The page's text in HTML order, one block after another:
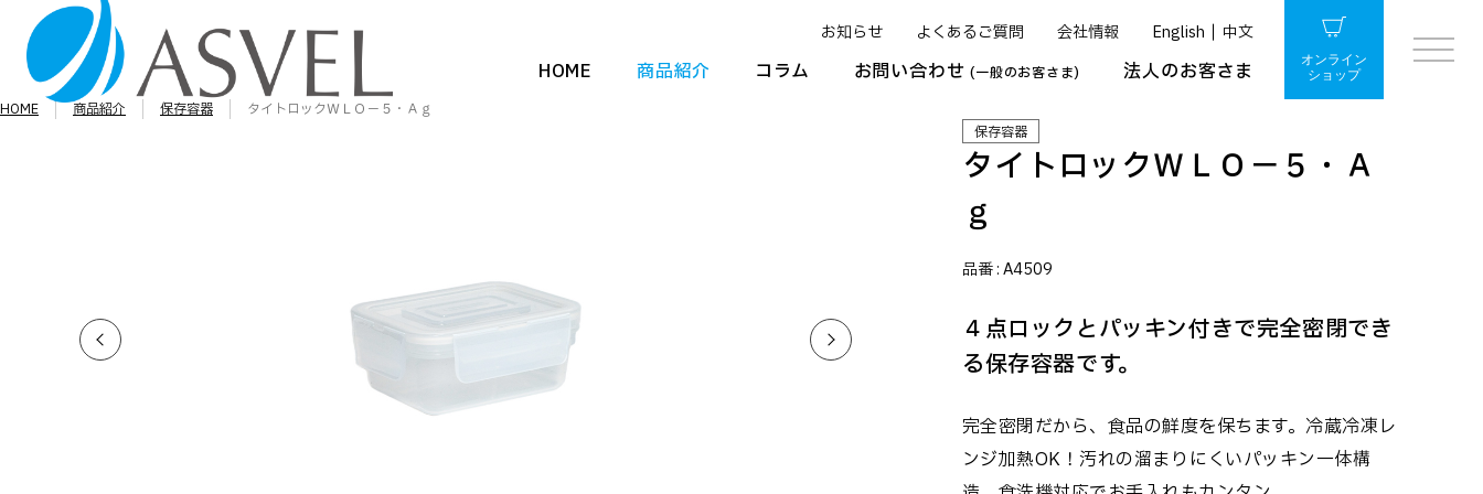
お知らせ よくあるご質問 会社情報 English 中文
HOME 商品紹介 コラム お問い合わせ(一般のお客さま) 法人のお客さま
オンライン
ショップ
HOME 商品紹介 保存容器
タイトロックＷＬＯ－５・Ａｇ
保存容器
タイトロックＷＬＯ－５・Ａ
ｇ
品番 :A4509
４点ロックとパッキン付きで完全密閉でき
る保存容器です。
完全密閉だから、食品の鮮度を保ちます。冷蔵冷凍レ
ンジ加熱OK！汚れの溜まりにくいパッキン一体構